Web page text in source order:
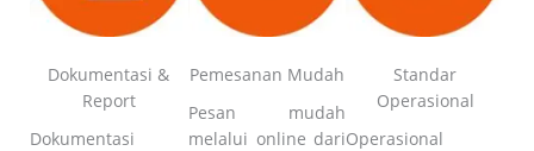
Dokumentasi &
Report
Dokumentasi
Pemesanan Mudah
Pesan mudah
melalui online dari
Standar
Operasional
Operasional